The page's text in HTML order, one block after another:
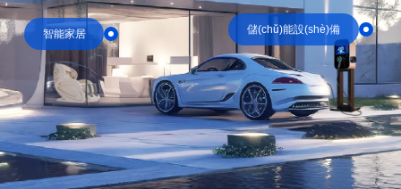
智能家居 儲(chǔ)能設(shè)備